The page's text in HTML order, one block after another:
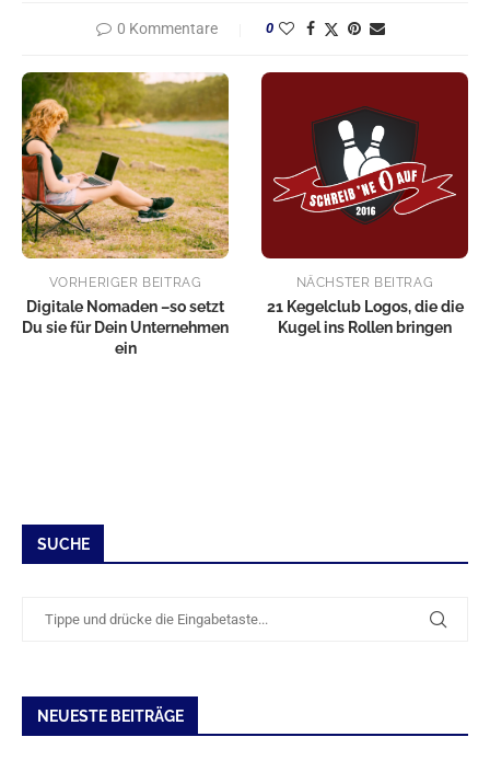
0 Kommentare 0
VORHERIGER BEITRAG
Digitale Nomaden –so setzt
Du sie für Dein Unternehmen
ein
NÄCHSTER BEITRAG
21 Kegelclub Logos, die die
Kugel ins Rollen bringen
SUCHE
NEUESTE BEITRÄGE